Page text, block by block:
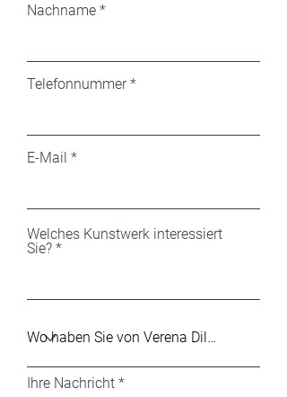
Nachname
Telefonnummer
E-Mail
Welches Kunstwerk interessiert
Sie?
Ihre Nachricht